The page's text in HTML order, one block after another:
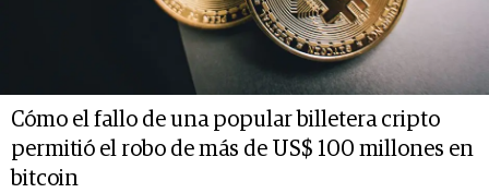
Cómo el fallo de una popular billetera cripto
permitió el robo de más de US$ 100 millones en
bitcoin